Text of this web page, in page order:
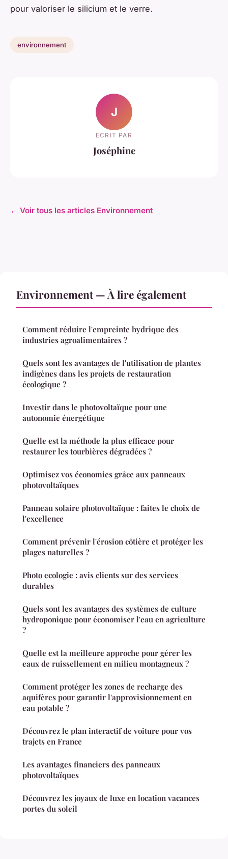
pour valoriser le silicium et le verre.
environnement
J
ECRIT PAR
Joséphine
← Voir tous les articles Environnement
Environnement — À lire également
Comment réduire l'empreinte hydrique des
industries agroalimentaires ?
Quels sont les avantages de l'utilisation de plantes
indigènes dans les projets de restauration
écologique ?
Investir dans le photovoltaïque pour une
autonomie énergétique
Quelle est la méthode la plus efficace pour
restaurer les tourbières dégradées ?
Optimisez vos économies grâce aux panneaux
photovoltaïques
Panneau solaire photovoltaïque : faites le choix de
l'excellence
Comment prévenir l'érosion côtière et protéger les
plages naturelles ?
Photo ecologie : avis clients sur des services
durables
Quels sont les avantages des systèmes de culture
hydroponique pour économiser l'eau en agriculture
?
Quelle est la meilleure approche pour gérer les
eaux de ruissellement en milieu montagneux ?
Comment protéger les zones de recharge des
aquifères pour garantir l'approvisionnement en
eau potable ?
Découvrez le plan interactif de voiture pour vos
trajets en France
Les avantages financiers des panneaux
photovoltaïques
Découvrez les joyaux de luxe en location vacances
portes du soleil